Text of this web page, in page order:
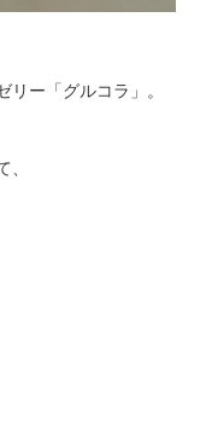
ー「グルコラ」。